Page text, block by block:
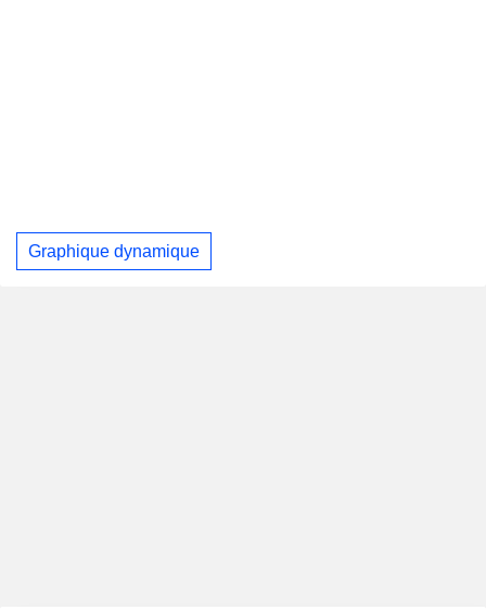
Graphique dynamique